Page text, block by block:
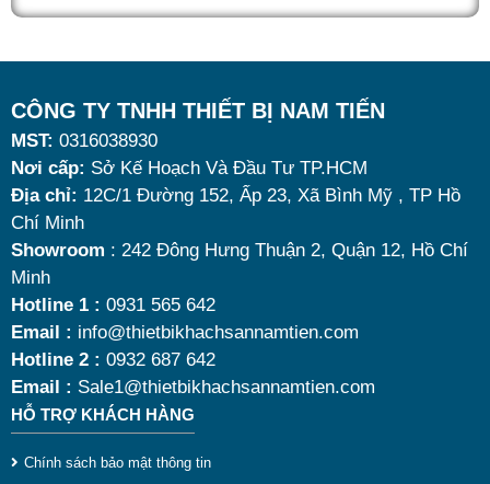
Tuy nhiên, giữa hàng loạt mẫu mã trên thị trường,
đâu là loại phù hợp nhất? Nên chọn nồi hâm buffet
dùng điện hay dùng cồn? Cùng tìm hiểu những tiêu
chí quan trọng giúp bạn chọn được mẫu
nóng thức ăn 9 lítchất lượng, bền đẹp và tối ưu chi
phí nhất hiện nay.
CÔNG TY TNHH THIẾT BỊ NAM TIẾN
MST: 0316038930
Nơi cấp: Sở Kế Hoạch Và Đầu Tư TP.HCM
Địa chỉ: 12C/1 Đường 152, Ấp 23, Xã Bình Mỹ , TP Hồ
Chí Minh
Showroom : 242 Đông Hưng Thuận 2, Quận 12, Hồ Chí
Minh
Hotline 1 : 0931 565 642
Email : info@thietbikhachsannamtien.com
Hotline 2 : 0932 687 642
Email : Sale1@thietbikhachsannamtien.com
HỖ TRỢ KHÁCH HÀNG
Chính sách bảo mật thông tin